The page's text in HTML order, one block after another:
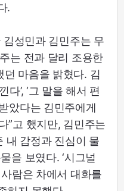
.
김성민과 김민주는 무
는 전과 달리 조용한
던 마음을 밝혔다. 김
다’, ‘그 말을 해서 편
았다는 김민주에게
”고 했지만, 김민주는
내 감정과 진심이 물
을 보였다. ‘시그널
람은 차에서 대화를